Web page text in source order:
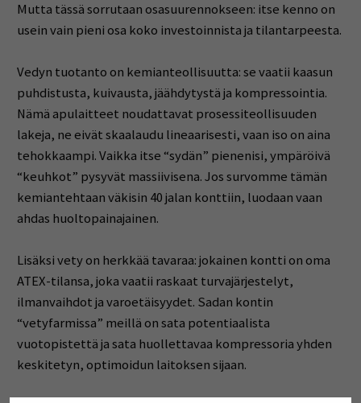
Mutta tässä sorrutaan osasuurennokseen: itse kenno on
usein vain pieni osa koko investoinnista ja tilantarpeesta.
Vedyn tuotanto on kemianteollisuutta: se vaatii kaasun
puhdistusta, kuivausta, jäähdytystä ja kompressointia.
Nämä apulaitteet noudattavat prosessiteollisuuden
lakeja, ne eivät skaalaudu lineaarisesti, vaan iso on aina
tehokkaampi. Vaikka itse “sydän” pienenisi, ympäröivä
“keuhkot” pysyvät massiivisena. Jos survomme tämän
kemiantehtaan väkisin 40 jalan konttiin, luodaan vaan
ahdas huoltopainajainen.
Lisäksi vety on herkkää tavaraa: jokainen kontti on oma
ATEX-tilansa, joka vaatii raskaat turvajärjestelyt,
ilmanvaihdot ja varoetäisyydet. Sadan kontin
“vetyfarmissa” meillä on sata potentiaalista
vuotopistettä ja sata huollettavaa kompressoria yhden
keskitetyn, optimoidun laitoksen sijaan.